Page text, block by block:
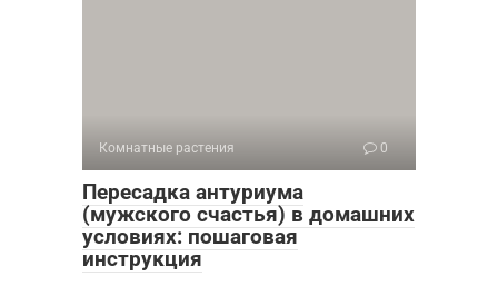
Комнатные растения 0
Пересадка антуриума
(мужского счастья) в домашних
условиях: пошаговая
инструкция